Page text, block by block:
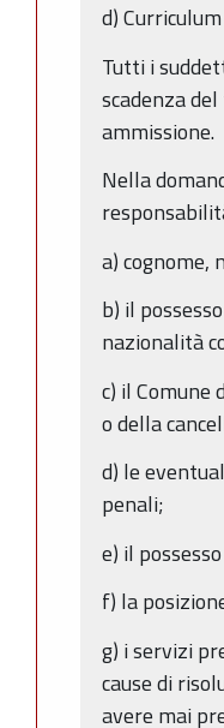
d)
Tutti i
scadenza
ammissione.
Nella
a) cognome,
b) il
nazionalità
c) il
o della
d) le
penali;
e) il
f) la
g) i servizi
cause di
avere mai